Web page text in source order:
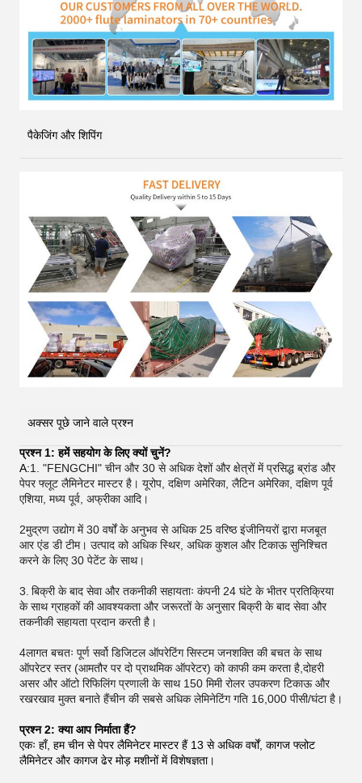
पैकेजिंग और शिपिंग
अक्सर पूछे जाने वाले प्रश्न
प्रश्न 1: हमें सहयोग के लिए क्यों चुनें?
A:1. "FENGCHI" चीन और 30 से अधिक देशों और क्षेत्रों में प्रसिद्ध ब्रांड और
पेपर फ्लूट लैमिनेटर मास्टर है। यूरोप, दक्षिण अमेरिका, लैटिन अमेरिका, दक्षिण पूर्व
एशिया, मध्य पूर्व, अफ्रीका आदि।
2मुद्रण उद्योग में 30 वर्षों के अनुभव से अधिक 25 वरिष्ठ इंजीनियरों द्वारा मजबूत
आर एंड डी टीम। उत्पाद को अधिक स्थिर, अधिक कुशल और टिकाऊ सुनिश्चित
करने के लिए 30 पेटेंट के साथ।
3. बिक्री के बाद सेवा और तकनीकी सहायताः कंपनी 24 घंटे के भीतर प्रतिक्रिया
के साथ ग्राहकों की आवश्यकता और जरूरतों के अनुसार बिक्री के बाद सेवा और
तकनीकी सहायता प्रदान करती है।
4लागत बचतः पूर्ण सर्वो डिजिटल ऑपरेटिंग सिस्टम जनशक्ति की बचत के साथ
ऑपरेटर स्तर (आमतौर पर दो प्राथमिक ऑपरेटर) को काफी कम करता है,दोहरी
असर और ऑटो रिफिलिंग प्रणाली के साथ 150 मिमी रोलर उपकरण टिकाऊ और
रखरखाव मुक्त बनाते हैंचीन की सबसे अधिक लेमिनेटिंग गति 16,000 पीसी/घंटा है।
प्रश्न 2: क्या आप निर्माता हैं?
एकः हाँ, हम चीन से पेपर लैमिनेटर मास्टर हैं 13 से अधिक वर्षों, कागज फ्लोट
लैमिनेटर और कागज ढेर मोड़ मशीनों में विशेषज्ञता।